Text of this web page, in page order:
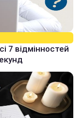
7 відмінностей